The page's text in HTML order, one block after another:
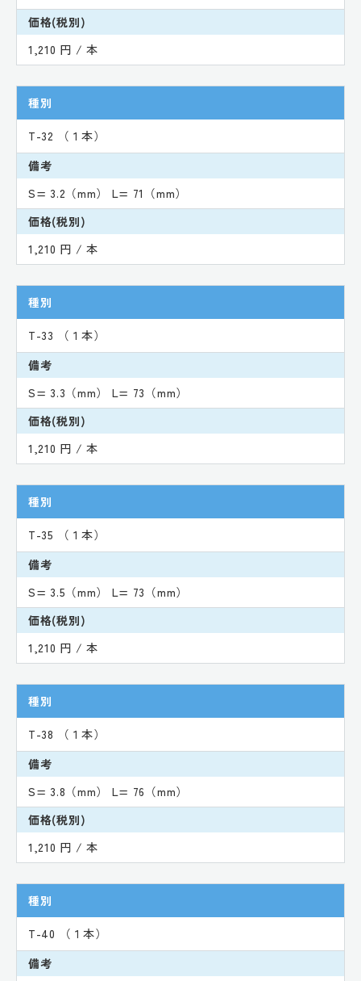
価格(税別)
1,210 円 / 本
種別
T-32 （１本）
備考
S= 3.2（mm） L= 71（mm）
価格(税別)
1,210 円 / 本
種別
T-33 （１本）
備考
S= 3.3（mm） L= 73（mm）
価格(税別)
1,210 円 / 本
種別
T-35 （１本）
備考
S= 3.5（mm） L= 73（mm）
価格(税別)
1,210 円 / 本
種別
T-38 （１本）
備考
S= 3.8（mm） L= 76（mm）
価格(税別)
1,210 円 / 本
種別
T-40 （１本）
備考